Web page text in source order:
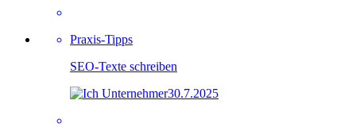
Praxis-Tipps
SEO-Texte schreiben
30.7.2025